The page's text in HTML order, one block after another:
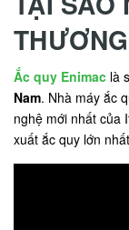
Ắc quy Enimac là
Nam. Nhà máy ắc
nghệ mới nhất của
xuất ắc quy lớn